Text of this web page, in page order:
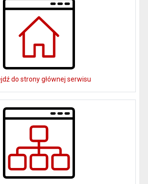
do strony głównej serwisu